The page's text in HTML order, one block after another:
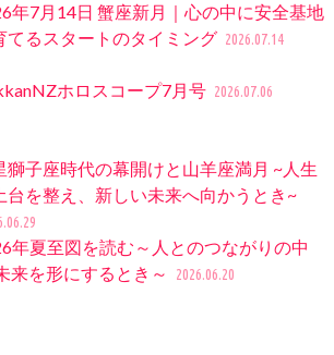
年7月14日 蟹座新月｜心の中に安全基地
てるスタートのタイミング 2026.07.14
ホロスコープ7月号 2026.07.06
獅子座時代の幕開けと山羊座満月 ~人生
台を整え、新しい未来へ向かうとき~
年夏至図を読む～人とのつながりの中
来を形にするとき～
2026.06.20